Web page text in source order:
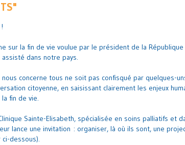
sur la fin de vie voulue par le président de la
dans notre pays.
concerne tous ne soit pas confisqué par quelques-
citoyenne, en saisissant clairement les enjeux
fin de vie.
Sainte-Elisabeth, spécialisée en soins palliatifs et
lance une invitation : organiser, là où ils sont, une
dessous).